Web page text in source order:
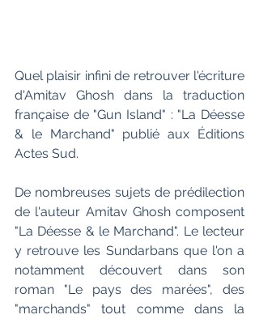
Quel plaisir infini de retrouver l'écriture
d'Amitav Ghosh dans la traduction
française de "Gun Island" : "La Déesse
& le Marchand" publié aux Éditions
Actes Sud.
De nombreuses sujets de prédilection
de l'auteur Amitav Ghosh composent
"La Déesse & le Marchand". Le lecteur
y retrouve les Sundarbans que l'on a
notamment découvert dans son
roman "Le pays des marées", des
"marchands" tout comme dans la